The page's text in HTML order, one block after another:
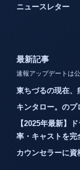
ニュースレター
最新記事
速報アップデートは
東ちづるの現在、
キンタロー。の
【2025年最新】
率・キャストを完
カウンセラーに